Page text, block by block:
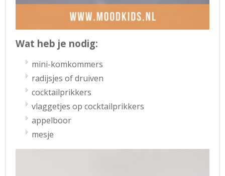
Wat heb je nodig:
mini-komkommers
radijsjes of druiven
cocktailprikkers
vlaggetjes op cocktailprikkers
appelboor
mesje